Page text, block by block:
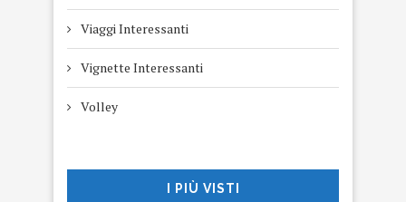
Viaggi Interessanti
Vignette Interessanti
Volley
I PIÙ VISTI